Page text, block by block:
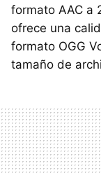
formato AAC a
ofrece una
formato OGG
tamaño de